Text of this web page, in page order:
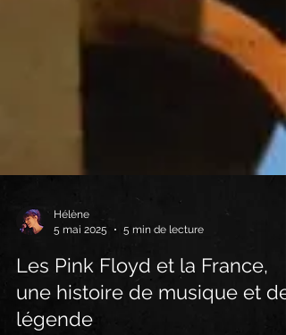
Hélène
5 mai 2025
5 min de lecture
Les Pink Floyd et la France,